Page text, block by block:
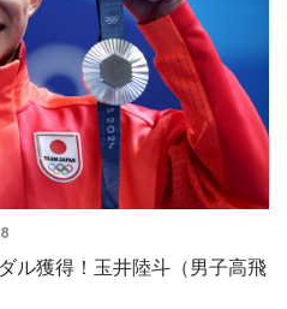
ル獲得！玉井陸斗（男子高飛